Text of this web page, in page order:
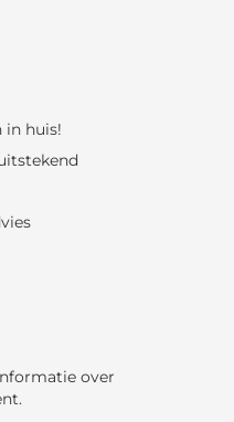
in huis!
over